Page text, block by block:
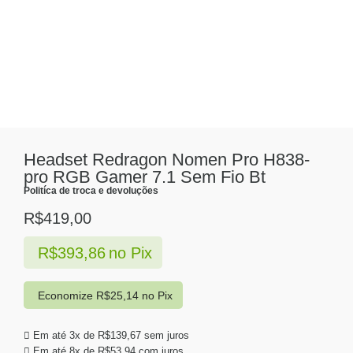
Headset Redragon Nomen Pro H838-
pro RGB Gamer 7.1 Sem Fio Bt
Politíca de troca e devoluções
R$419,00
Em até 3x de R$139,67 sem juros
R$393,86 no Pix
Economize R$25,14no Pix